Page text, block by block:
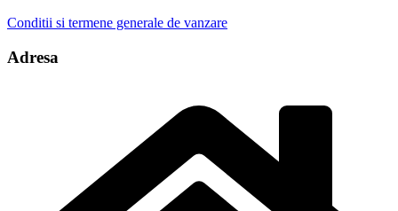
Conditii si termene generale de vanzare
Adresa